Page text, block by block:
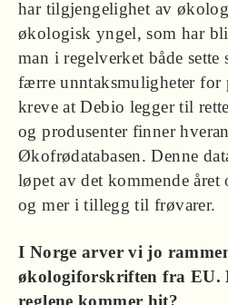
har tilgjengelighet av
økologisk yngel, som har
man i regelverket både sette
færre unntaksmuligheter for
kreve at Debio legger til
og produsenter finner
Økofrødatabasen. Denne
løpet av det kommende
og mer i tillegg til frøvarer.
I Norge arver vi jo
økologiforskriften fra EU.
reglene kommer hit?